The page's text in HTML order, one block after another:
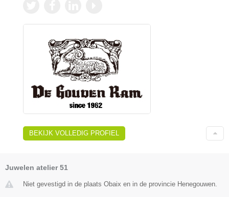
BEKIJK VOLLEDIG PROFIEL
Juwelen atelier 51
Niet gevestigd in de plaats Obaix en in de provincie Henegouwen.